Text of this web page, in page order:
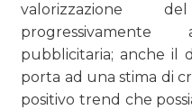
valorizzazione
progressivamente
pubblicitaria; anche il
porta ad una stima di
positivo trend che